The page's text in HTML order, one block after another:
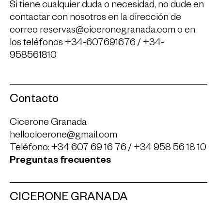
Si tiene cualquier duda o necesidad, no dude en
contactar con nosotros en la dirección de
correo reservas@ciceronegranada.como en
los teléfonos +34-607691676 / +34-
958561810
Contacto
Cicerone Granada
hellocicerone@gmail.com
Teléfono: +34 607 69 16 76/ +34 958 56 18 10
Preguntas frecuentes
CICERONE GRANADA